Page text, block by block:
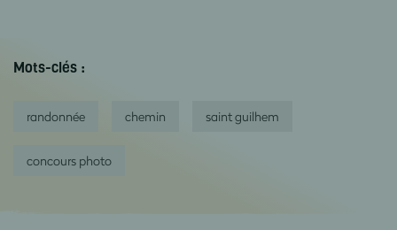
Mots-clés :
randonnée chemin saint guilhem
concours photo